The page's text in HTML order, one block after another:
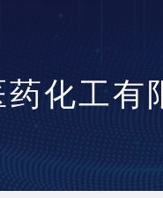
化工有